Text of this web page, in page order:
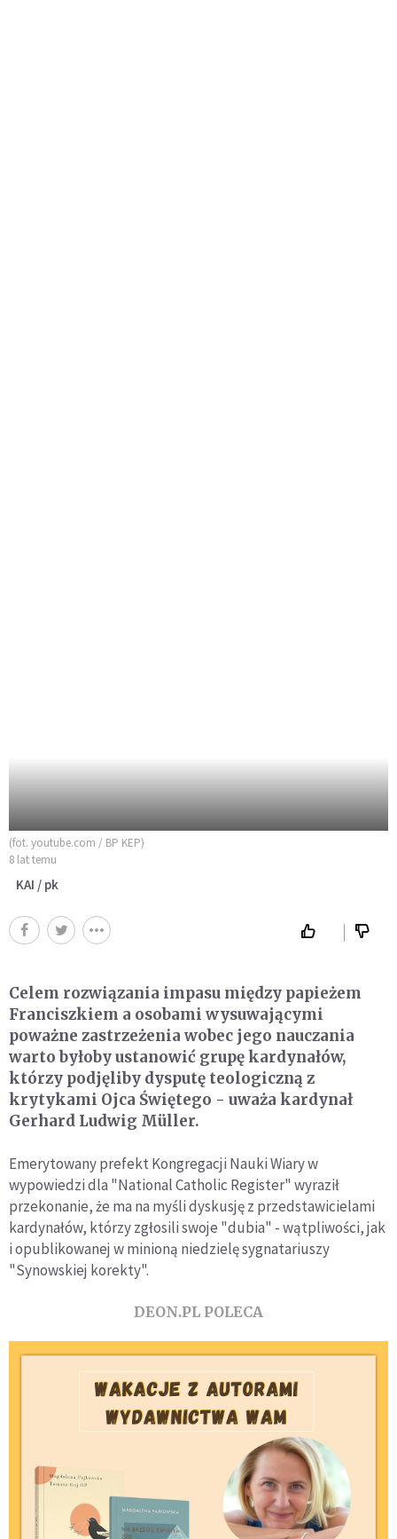
(fot. youtube.com / BP KEP)
8 lat temu
KAI / pk
Celem rozwiązania impasu między papieżem
Franciszkiem a osobami wysuwającymi
poważne zastrzeżenia wobec jego nauczania
warto byłoby ustanowić grupę kardynałów,
którzy podjęliby dysputę teologiczną z
krytykami Ojca Świętego - uważa kardynał
Gerhard Ludwig Müller.
Emerytowany prefekt Kongregacji Nauki Wiary w
wypowiedzi dla "National Catholic Register" wyraził
przekonanie, że ma na myśli dyskusję z przedstawicielami
kardynałów, którzy zgłosili swoje "dubia" - wątpliwości, jak
i opublikowanej w minioną niedzielę sygnatariuszy
"Synowskiej korekty".
DEON.PL POLECA